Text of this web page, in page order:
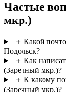
Частые
мкр.)
＋ Какой
Подольск?
＋ Как
(Заречный мкр.)?
＋ К какому
(Заречный мкр.)?